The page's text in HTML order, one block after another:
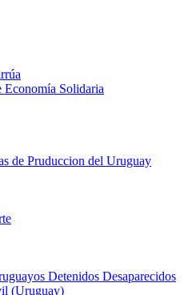
Economía Solidaria
de Pruduccion del Uruguay
Detenidos Desaparecidos
(Uruguay)